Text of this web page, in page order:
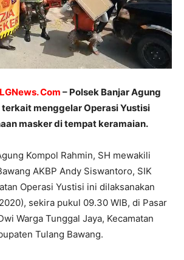
Com – Polsek Banjar Agung
menggelar Operasi Yustisi
masker di tempat keramaian.
Kompol Rahmin, SH mewakili
AKBP Andy Siswantoro, SIK
Operasi Yustisi ini dilaksanakan
sekira pukul 09.30 WIB, di Pasar
Warga Tunggal Jaya, Kecamatan
Tulang Bawang.